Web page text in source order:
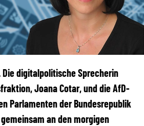
Die digitalpolitische Sprecherin
Joana Cotar, und die AfD-
Parlamenten der Bundesrepublik
an den morgigen